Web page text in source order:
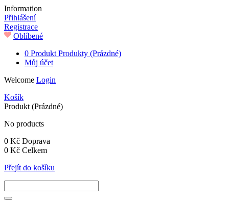
Information
Přihlášení
Registrace
Oblíbené
0 Produkt Produkty (Prázdné)
Můj účet
Welcome Login
Košík
Produkt (Prázdné)
No products
0 Kč Doprava
0 Kč Celkem
Přejít do košíku